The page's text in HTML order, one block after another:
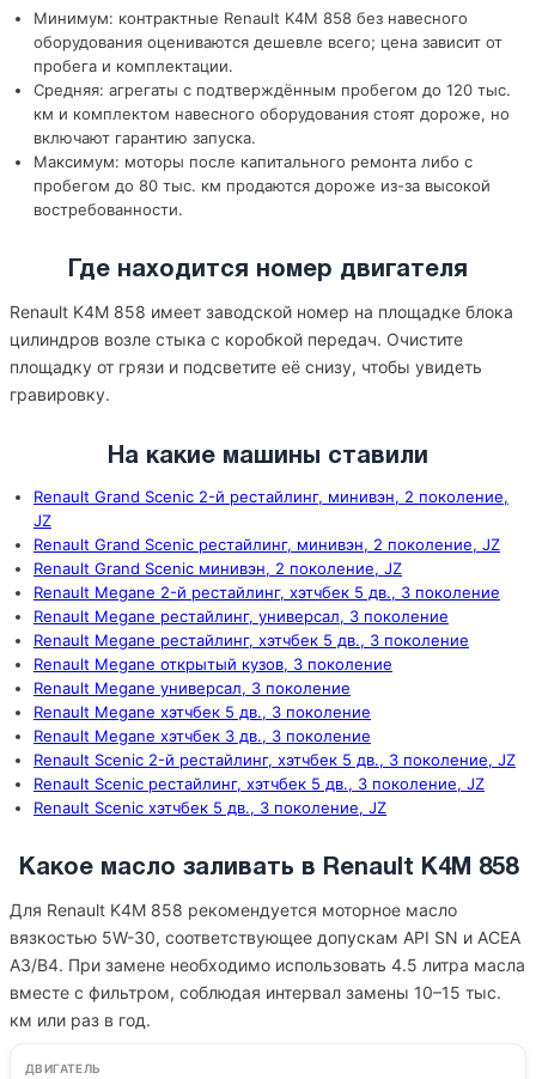
Минимум: контрактные Renault K4M 858 без навесного
оборудования оцениваются дешевле всего; цена зависит от
пробега и комплектации.
Средняя: агрегаты с подтверждённым пробегом до 120 тыс.
км и комплектом навесного оборудования стоят дороже, но
включают гарантию запуска.
Максимум: моторы после капитального ремонта либо с
пробегом до 80 тыс. км продаются дороже из-за высокой
востребованности.
Где находится номер двигателя
Renault K4M 858 имеет заводской номер на площадке блока
цилиндров возле стыка с коробкой передач. Очистите
площадку от грязи и подсветите её снизу, чтобы увидеть
гравировку.
На какие машины ставили
Renault Grand Scenic 2-й рестайлинг, минивэн, 2 поколение,
JZ
Renault Grand Scenic рестайлинг, минивэн, 2 поколение, JZ
Renault Grand Scenic минивэн, 2 поколение, JZ
Renault Megane 2-й рестайлинг, хэтчбек 5 дв., 3 поколение
Renault Megane рестайлинг, универсал, 3 поколение
Renault Megane рестайлинг, хэтчбек 5 дв., 3 поколение
Renault Megane открытый кузов, 3 поколение
Renault Megane универсал, 3 поколение
Renault Megane хэтчбек 5 дв., 3 поколение
Renault Megane хэтчбек 3 дв., 3 поколение
Renault Scenic 2-й рестайлинг, хэтчбек 5 дв., 3 поколение, JZ
Renault Scenic рестайлинг, хэтчбек 5 дв., 3 поколение, JZ
Renault Scenic хэтчбек 5 дв., 3 поколение, JZ
Какое масло заливать в Renault K4M 858
Для Renault K4M 858 рекомендуется моторное масло
вязкостью 5W-30, соответствующее допускам API SN и ACEA
A3/B4. При замене необходимо использовать 4.5 литра масла
вместе с фильтром, соблюдая интервал замены 10–15 тыс.
км или раз в год.
ДВИГАТЕЛЬ